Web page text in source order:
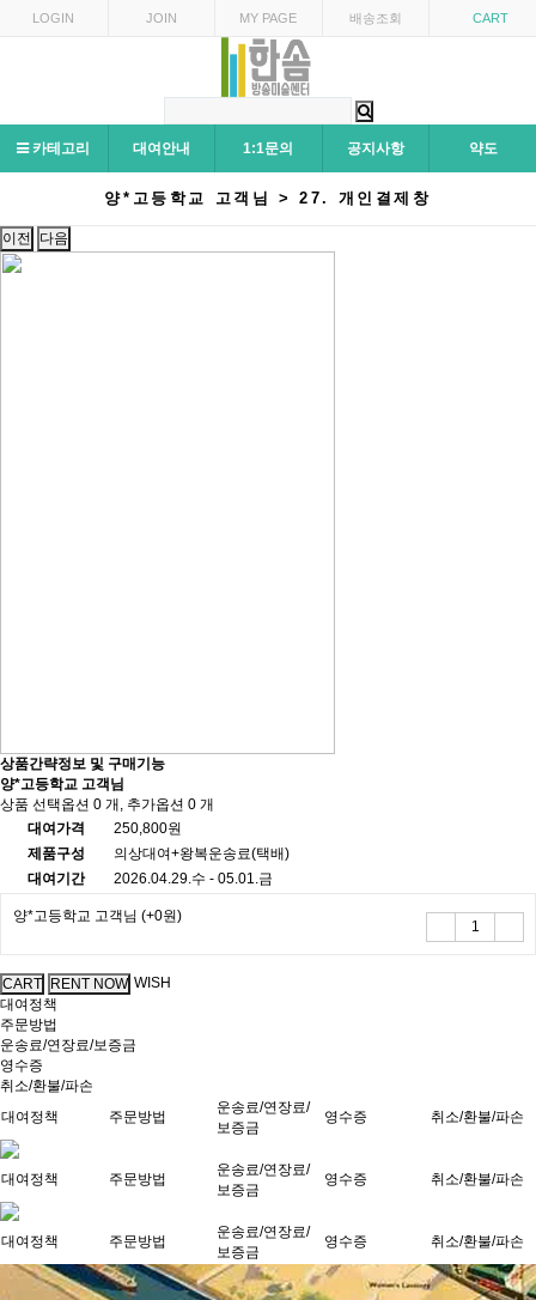
LOGIN JOIN MY PAGE 배송조회 CART
카테고리 대여안내 1:1문의 공지사항 약도
양*고등학교 고객님 > 27. 개인결제창
이전 다음
상품간략정보 및 구매기능
양*고등학교 고객님
상품 선택옵션 0 개, 추가옵션 0 개
대여가격
250,800원
제품구성
의상대여+왕복운송료(택배)
대여기간
2026.04.29.수 - 05.01.금
양*고등학교 고객님 (+0원)
WISH
대여정책
주문방법
운송료/연장료/보증금
영수증
취소/환불/파손
대여정책
주문방법
운송료/연장료/
보증금
영수증 취소/환불/파손
대여정책 주문방법
운송료/연장료/
보증금
영수증 취소/환불/파손
대여정책 주문방법
운송료/연장료/
보증금
영수증 취소/환불/파손